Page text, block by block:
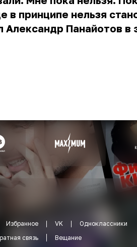
в принципе нельзя
Александр Панайотов в
Избранное VK
Одноклассники
связь Вещание